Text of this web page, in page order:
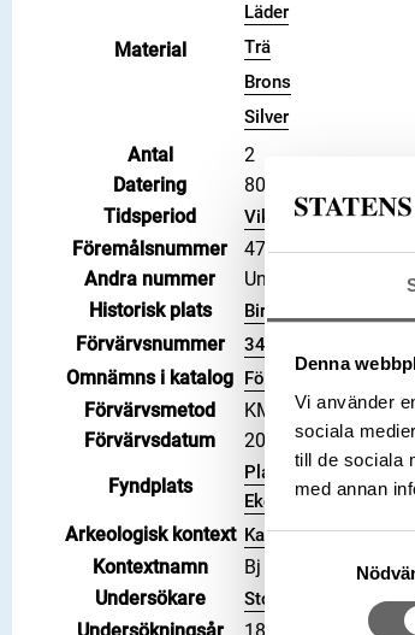
Denna
Vi använder
sociala
till de sociala
med annan
Material
Läder
Trä
Brons
Silver
Antal
2
Datering
800 – 1100
Tidsperiod
Vikingatid
Föremålsnummer
476202_HST
Andra nummer
Undernummer: Bj
Historisk plats
Birka, Adelsö socken
Förvärvsnummer 34000
Omnämns i katalog Förvärv: 34000 på
Förvärvsmetod
KML
Förvärvsdatum
2000
Fyndplats
Plats: Björkö,
Ekerö kommun,
Arkeologisk kontext Kammargrav, Grav,
Kontextnamn
Bj 731
Undersökare
Stolpe, Hjalmar